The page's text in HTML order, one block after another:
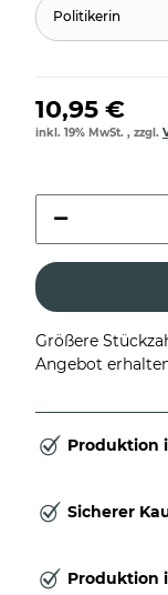
Politikerin
10,95 €
inkl. 19% MwSt. , zzgl.
Größere
Angebot
Produktion
Sicherer
Produktion